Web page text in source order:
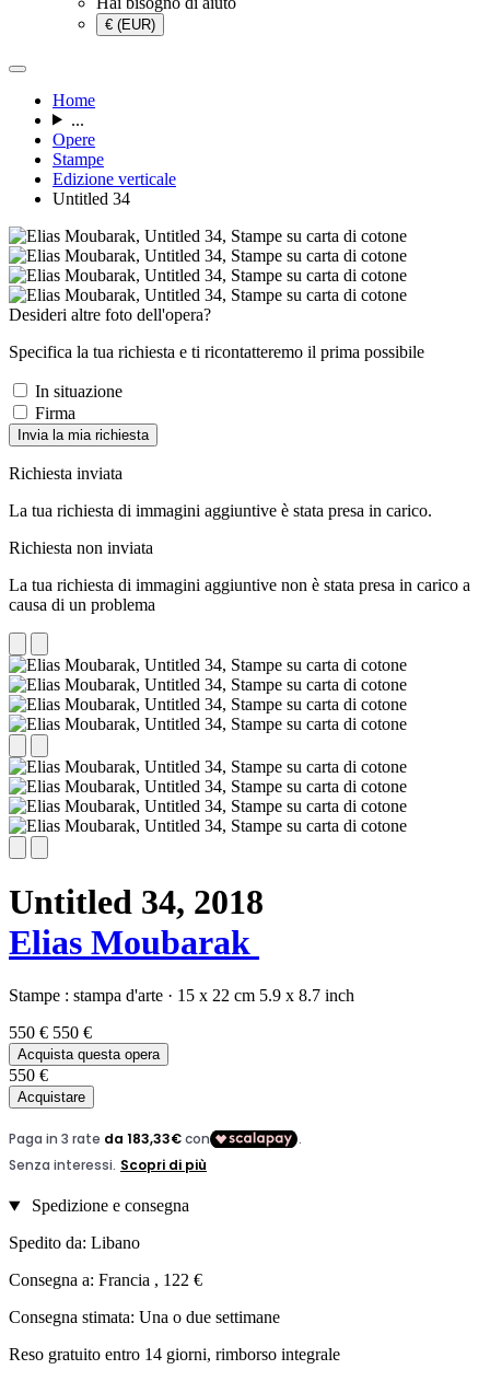
€ (EUR)
Home
...
Opere
Stampe
Edizione verticale
Untitled 34
Desideri altre foto dell'opera?
Specifica la tua richiesta e ti ricontatteremo il prima possibile
In situazione
Firma
Invia la mia richiesta
Richiesta inviata
La tua richiesta di immagini aggiuntive è stata presa in carico.
Richiesta non inviata
La tua richiesta di immagini aggiuntive non è stata presa in carico a
causa di un problema
Untitled 34, 2018
Elias Moubarak
Stampe : stampa d'arte · 15 x 22 cm 5.9 x 8.7 inch
550 € 550 €
Acquista questa opera
550 €
Acquistare
Spedizione e consegna
Spedito da: Libano
Consegna a: Francia , 122 €
Consegna stimata: Una o due settimane
Reso gratuito entro 14 giorni, rimborso integrale